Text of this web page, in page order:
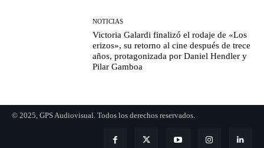
NOTICIAS
Victoria Galardi finalizó el rodaje de «Los
erizos», su retorno al cine después de trece
años, protagonizada por Daniel Hendler y
Pilar Gamboa
© 2025, GPS Audiovisual. Todos los derechos reservados.